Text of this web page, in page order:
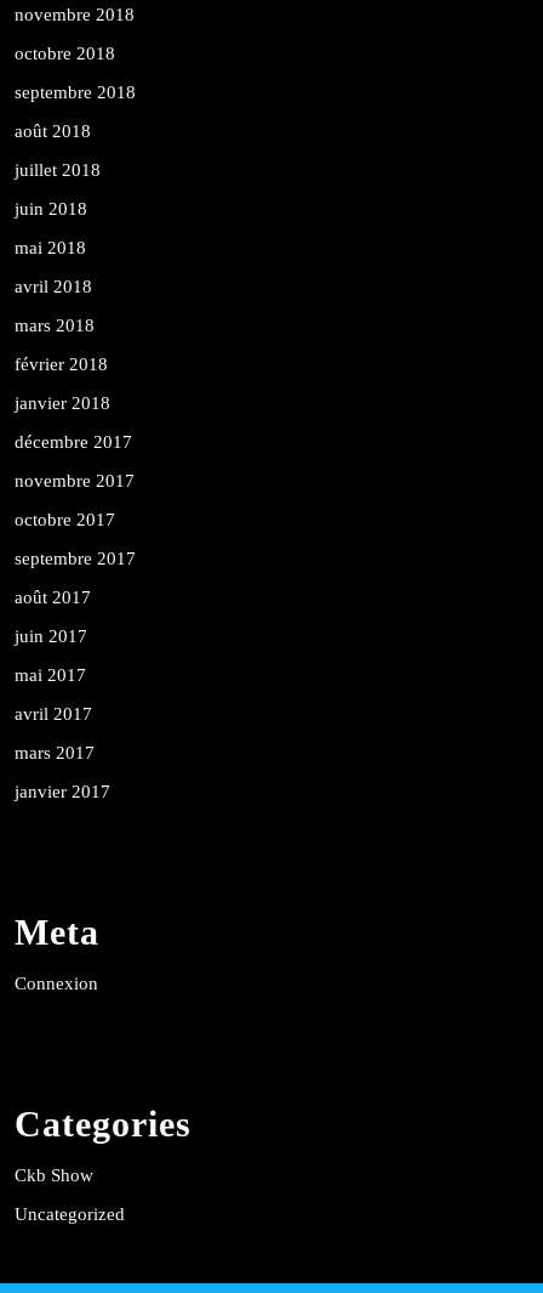
novembre 2018
octobre 2018
septembre 2018
août 2018
juillet 2018
juin 2018
mai 2018
avril 2018
mars 2018
février 2018
janvier 2018
décembre 2017
novembre 2017
octobre 2017
septembre 2017
août 2017
juin 2017
mai 2017
avril 2017
mars 2017
janvier 2017
Meta
Connexion
Categories
Ckb Show
Uncategorized